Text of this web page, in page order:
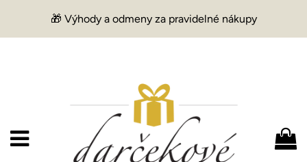
🎁 Výhody a odmeny za pravidelné nákupy
Menu